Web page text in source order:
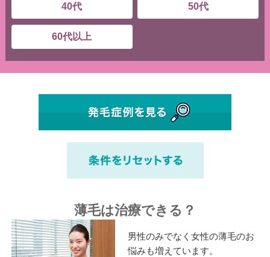
40代 50代
60代以上
薄毛は治療できる？
男性のみでなく女性の薄毛のお
悩みも増えています。